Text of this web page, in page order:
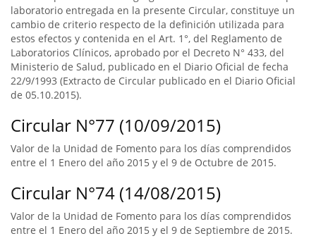
laboratorio entregada en la presente Circular, constituye un
cambio de criterio respecto de la definición utilizada para
estos efectos y contenida en el Art. 1°, del Reglamento de
Laboratorios Clínicos, aprobado por el Decreto N° 433, del
Ministerio de Salud, publicado en el Diario Oficial de fecha
22/9/1993 (Extracto de Circular publicado en el Diario Oficial
de 05.10.2015).
Circular N°77 (10/09/2015)
Valor de la Unidad de Fomento para los días comprendidos
entre el 1 Enero del año 2015 y el 9 de Octubre de 2015.
Circular N°74 (14/08/2015)
Valor de la Unidad de Fomento para los días comprendidos
entre el 1 Enero del año 2015 y el 9 de Septiembre de 2015.